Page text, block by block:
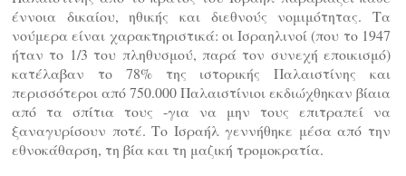
έννοια δικαίου, ηθικής και διεθνούς νομιμότητας. Τα
νούμερα είναι χαρακτηριστικά: οι Ισραηλινοί (που το 1947
ήταν το 1/3 του πληθυσμού, παρά τον συνεχή εποικισμό)
κατέλαβαν το 78% της ιστορικής Παλαιστίνης και
περισσότεροι από 750.000 Παλαιστίνιοι εκδιώχθηκαν βίαια
από τα σπίτια τους -για να μην τους επιτραπεί να
ξαναγυρίσουν ποτέ. Το Ισραήλ γεννήθηκε μέσα από την
εθνοκάθαρση, τη βία και τη μαζική τρομοκρατία.